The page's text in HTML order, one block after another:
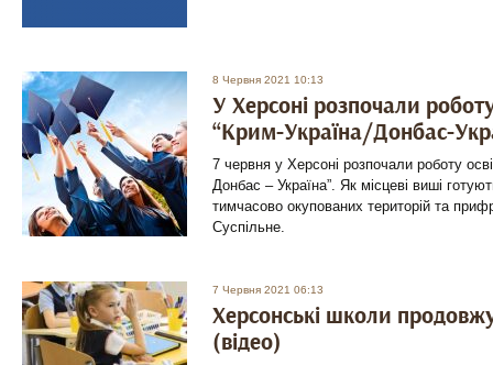
8 Червня 2021 10:13
У Херсоні розпочали
“Крим-Україна/Донбас-
7 червня у Херсоні розпочали роботу
Донбас – Україна”. Як місцеві виші
тимчасово окупованих територій та
Суспільне.
7 Червня 2021 06:13
Херсонські школи
(відео)